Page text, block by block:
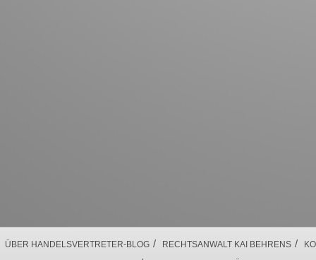
ÜBER HANDELSVERTRETER-BLOG / RECHTSANWALT KAI BEHRENS /